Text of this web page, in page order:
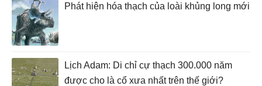
Phát hiện hóa thạch của loài khủng long mới
Lịch Adam: Di chỉ cự thạch 300.000 năm
được cho là cổ xưa nhất trên thế giới?